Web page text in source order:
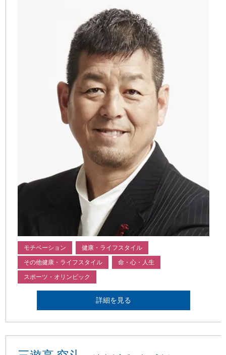
モチベーション 健康・ライフスタイル
その他健康・ライフスタイル 命・心・人生
スポーツ・オリンピック
詳細を見る